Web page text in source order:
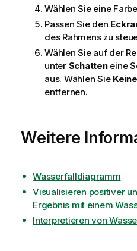
Wählen Sie eine
Passen Sie den
des Rahmens zu
Wählen Sie auf der
unter Schatteneine
aus. Wählen Sie Keine
entfernen.
Weitere
Wasserfalldiagramm
Visualisieren positiver
Ergebnis mit einem
Interpretieren von